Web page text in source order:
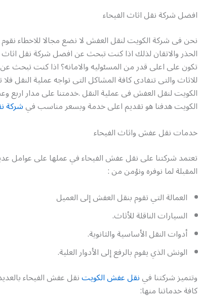
افضل شركة نقل اثاث الفيحاء
نحن فى شركة الكويت لنقل العفش لا نضع مجالا للاخطاء
الحذر والاتقان لذلك اذا كنت تبحث عن افضل شركة نقل
تكون على اعلى قدر من المسئوليه والامانه؟ اذا كنت تبحث
للاثاث والتى تتفادى كافة المشاكل التى تواجه عملية
الكويت لنقل العفش فى عملية النقل .خدمتنا على مدار
الكويت هدفنا هو تقديم اعلى خدمة وبسعر مناسب فيشركة
خدمات نقل عفش واثاث الفيحاء
تعتمد شركتنا على نقل عفش الفيحاء في عملها على عوامل
المقبلة لما نوفره ونؤمن من :
العمالة التي تقوم بنقل العفش إلى العميل
السيارات الناقلة للأثاث.
أدوات النقل الأساسية والثانوية.
الونش الذي يقوم بالرفع إلى الأدوار العلية.
وتتميز شركتنا فينقل عفش الكويتنقل عفش الفيحاء
كافة خدماتنا منها: